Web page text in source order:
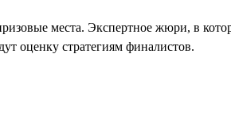
места. Экспертное жюри, в
оценку стратегиям финалистов.